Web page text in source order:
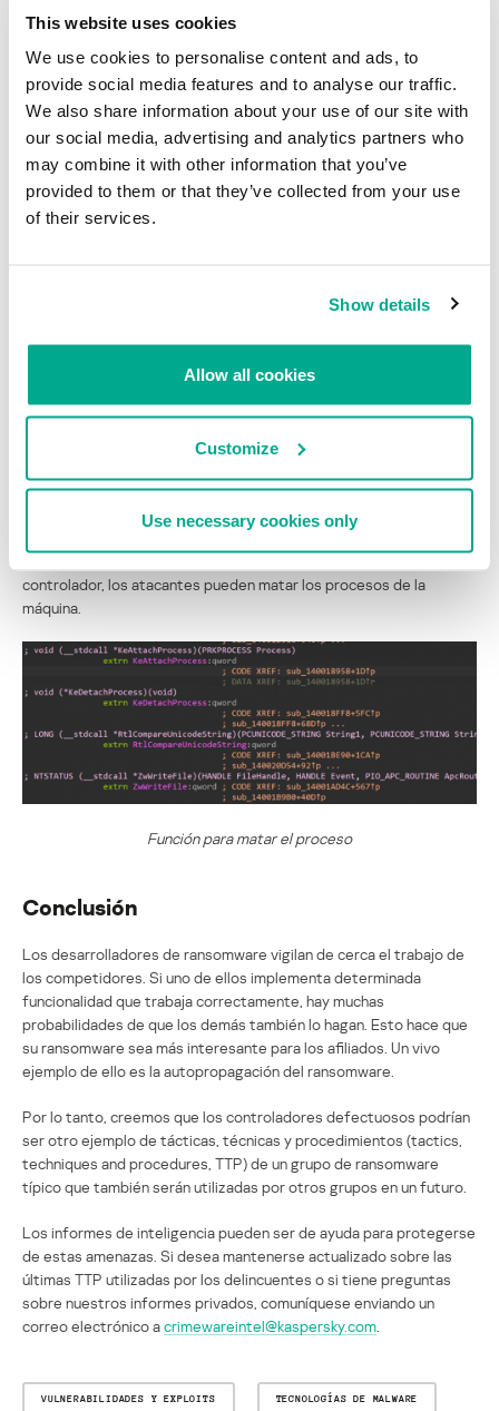
This website uses cookies
We use cookies to personalise content and ads, to
provide social media features and to analyse our traffic.
We also share information about your use of our site with
our social media, advertising and analytics partners who
may combine it with other information that you’ve
provided to them or that they’ve collected from your use
of their services.
Show details
Allow all cookies
Customize
Use necessary cookies only
Conexiones SMB
Abuso de controladores
utilizaba este controlador, las vulnerabilidades que se explotan hoy
2022-26523). Estas vulnerabilidades permiten que los atacantes
escalen los privilegios en el sistema atacado o que realicen un
detalle, y las reparó a principios de 2022. Sabemos que al menos
las familias de ransomware AvosLocker y Cuba las explotan.
Utilizar el engaño con los controladores vulnerables tiene algunas
ventajas. En primer lugar, desactiva los productos de seguridad del
controlador, los atacantes pueden matar los procesos de la
máquina.
Función para matar el proceso
Conclusión
Los desarrolladores de ransomware vigilan de cerca el trabajo de
los competidores. Si uno de ellos implementa determinada
funcionalidad que trabaja correctamente, hay muchas
probabilidades de que los demás también lo hagan. Esto hace que
su ransomware sea más interesante para los afiliados. Un vivo
ejemplo de ello es la autopropagación del ransomware.
Por lo tanto, creemos que los controladores defectuosos podrían
ser otro ejemplo de tácticas, técnicas y procedimientos (tactics,
techniques and procedures, TTP) de un grupo de ransomware
típico que también serán utilizadas por otros grupos en un futuro.
Los informes de inteligencia pueden ser de ayuda para protegerse
de estas amenazas. Si desea mantenerse actualizado sobre las
últimas TTP utilizadas por los delincuentes o si tiene preguntas
sobre nuestros informes privados, comuníquese enviando un
correo electrónico acrimewareintel@kaspersky.com
VULNERABILIDADES Y EXPLOITS TECNOLOGÍAS DE MALWARE